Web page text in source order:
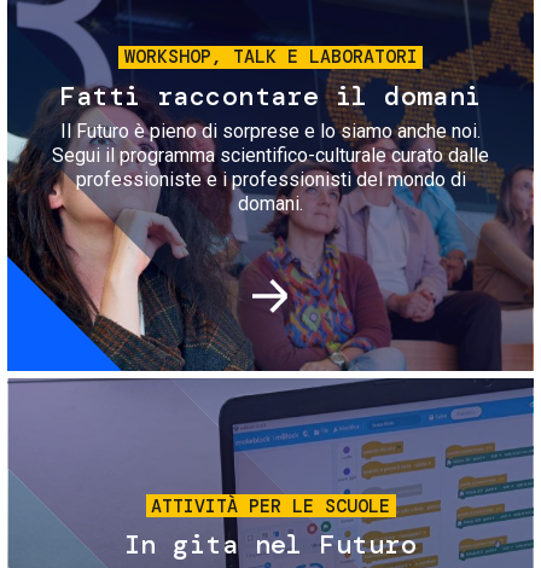
WORKSHOP, TALK E LABORATORI
Fatti raccontare il domani
Il Futuro è pieno di sorprese e lo siamo anche noi.
Segui il programma scientifico-culturale curato dalle
professioniste e i professionisti del mondo di
domani.
Immagine
ATTIVITÀ PER LE SCUOLE
In gita nel Futuro